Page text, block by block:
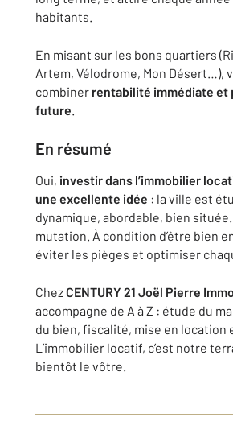
habitants.
En misant sur les bons quartiers
Artem, Vélodrome, Mon Désert…),
combiner rentabilité immédiate et
future.
En résumé
Oui, investir dans l’immobilier
une excellente idée : la ville est
dynamique, abordable, bien
mutation. À condition d’être bien
éviter les pièges et optimiser
ChezCENTURY 21 Joël Pierre
accompagne de A à Z : étude du
du bien, fiscalité, mise en location
L’immobilier locatif, c’est notre
bientôt le vôtre.